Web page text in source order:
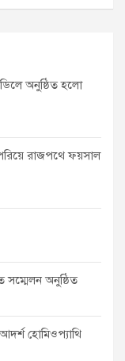
অনুষ্ঠিত হলো
রাজপথে ফয়সাল
সম্মেলন অনুষ্ঠিত
হোমিওপ্যাথি